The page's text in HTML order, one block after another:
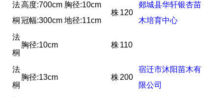
法
桐
高度:700cm 胸径:10cm
冠幅:300cm 地径:11cm
株120
郯城县华轩银杏苗
木培育中心
法
桐
胸径:10cm 株110
宿迁市沐阳苗木有
限公司
法
桐
胸径:13cm 株200